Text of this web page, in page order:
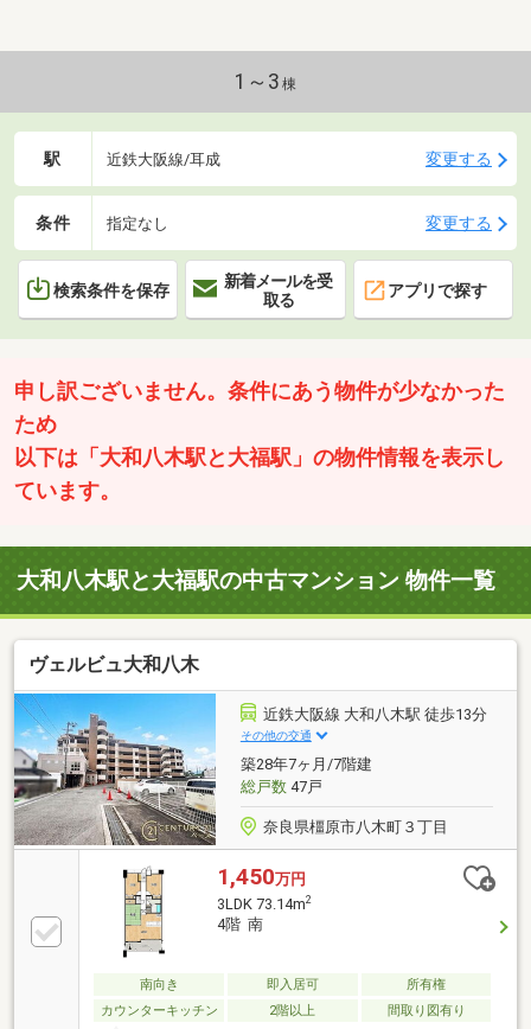
1～3 棟
駅 近鉄大阪線/耳成 変更する
条件 指定なし 変更する
検索条件を保存
新着メールを受
取る
アプリで探す
申し訳ございません。条件にあう物件が少なかった
ため
以下は「大和八木駅と大福駅」の物件情報を表示し
ています。
大和八木駅と大福駅の中古マンション 物件一覧
ヴェルビュ大和八木
近鉄大阪線 大和八木駅 徒歩13分
その他の交通
築28年7ヶ月/7階建
総戸数47戸
奈良県橿原市八木町３丁目
1,450万円
3LDK 73.14m2
4階 南
南向き 即入居可
所有権
カウンターキッチン
2階以上 間取り図有り